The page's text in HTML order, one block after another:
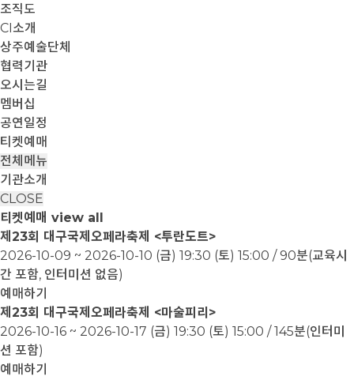
조직도
CI소개
상주예술단체
협력기관
오시는길
멤버십
공연일정
티켓예매
전체메뉴
기관소개
CLOSE
티켓예매 view all
제23회 대구국제오페라축제 <투란도트>
2026-10-09 ~ 2026-10-10 (금) 19:30 (토) 15:00 / 90분(교육시
간 포함, 인터미션 없음)
예매하기
제23회 대구국제오페라축제 <마술피리>
2026-10-16 ~ 2026-10-17 (금) 19:30 (토) 15:00 / 145분(인터미
션 포함)
예매하기